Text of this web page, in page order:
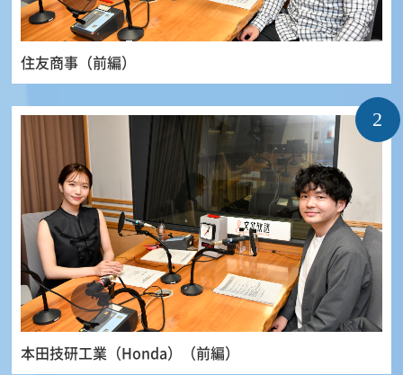
住友商事（前編）
2
本田技研工業（Honda）（前編）